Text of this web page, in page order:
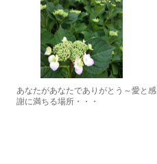
あなたがあなたでありがとう～愛と感
謝に満ちる場所・・・